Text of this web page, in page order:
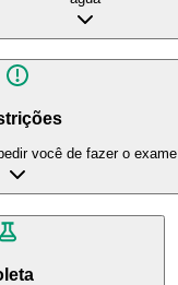
você de fazer o exame